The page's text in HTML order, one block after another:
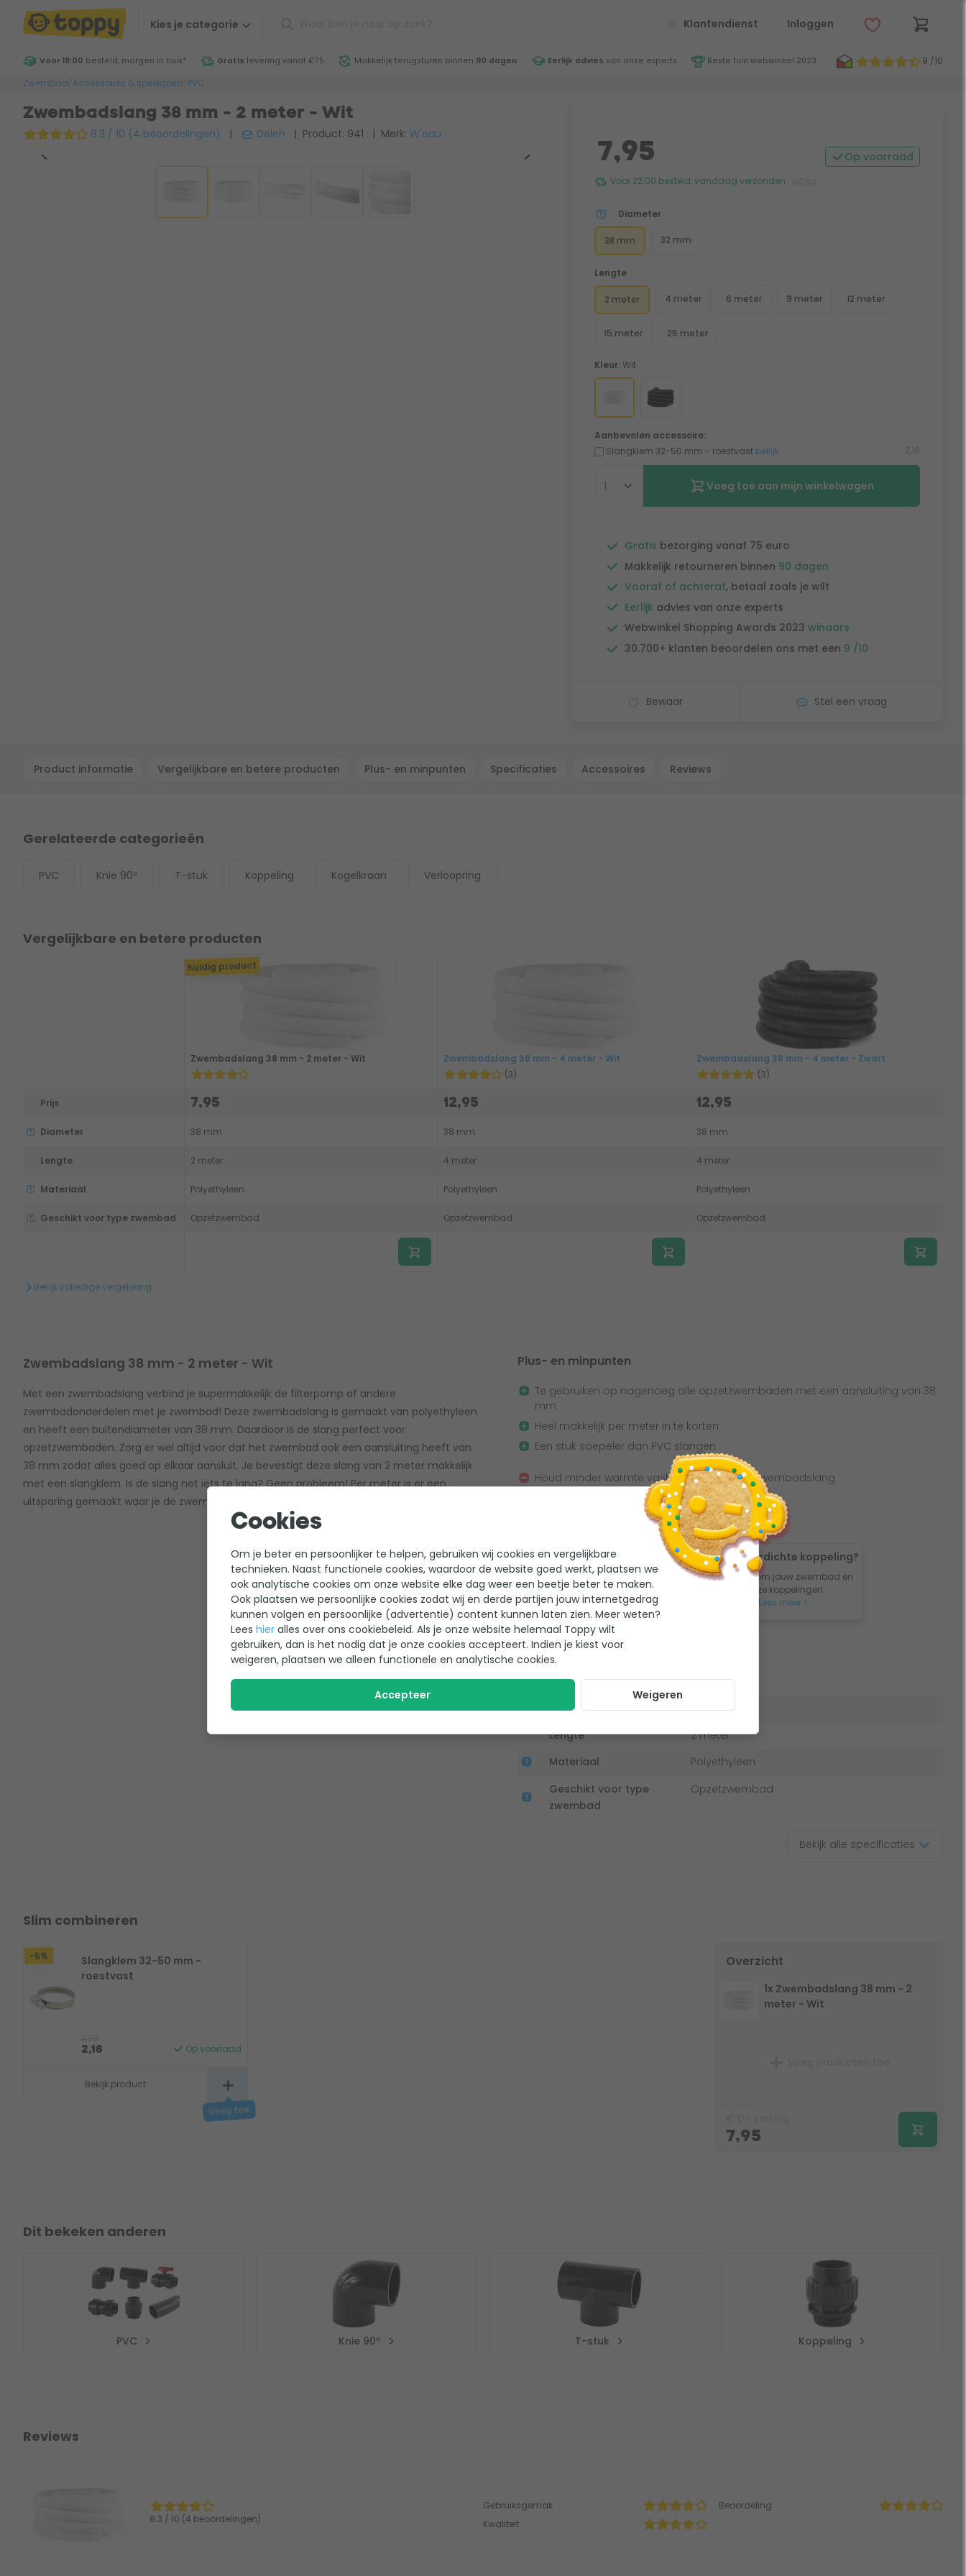
Kies je categorie Klantendienst Inloggen
Voor 18:00 besteld, morgen in huis* Gratis levering vanaf €75 Makkelijk terugsturen binnen 90 dagen Eerlijk advies van onze experts Beste tuin webwinkel 2023
9 /10
Zwembad Accessoires & speelgoed PVC
Zwembadslang 38 mm - 2 meter - Wit
8.3 / 10 (4 beoordelingen) | Delen | Product: 941 | Merk:W'eau
7,95 Op voorraad
Voor 22:00 besteld, vandaag verzonden
Diameter
38 mm 32 mm
Lengte
2 meter 4 meter 6 meter 9 meter 12 meter
15 meter 25 meter
Kleur:Wit
Aanbevolen accessoire:
Slangklem 32-50 mm - roestvast bekijk 2,18
Voeg toe aan mijn winkelwagen
Gratis bezorging vanaf 75 euro
Makkelijk retourneren binnen 90 dagen
Vooraf of achteraf, betaal zoals je wilt
Eerlijk advies van onze experts
Webwinkel Shopping Awards 2023 winaars
30.700+ klanten beoordelen ons met een 9 /10
Bewaar Stel een vraag
Product informatie Vergelijkbare en betere producten Plus- en minpunten Specificaties Accessoires Reviews
Gerelateerde categorieën
PVC Knie 90º T-stuk Koppeling Kogelkraan Verloopring
Vergelijkbare en betere producten
Prijs
Diameter
Lengte
Materiaal
Geschikt voor type zwembad
huidig product
Zwembadslang 38 mm - 2 meter - Wit
7,95
38 mm
2 meter
Polyethyleen
Opzetzwembad
Zwembadslang 38 mm - 4 meter - Wit
(3)
12,95
38 mm
4 meter
Polyethyleen
Opzetzwembad
Zwembadslang 38 mm - 4 meter - Zwart
(3)
12,95
38 mm
4 meter
Polyethyleen
Opzetzwembad
Bekijk volledige vergelijking
Zwembadslang 38 mm - 2 meter - Wit
Met een zwembadslang verbind je supermakkelijk de filterpomp of andere
zwembadonderdelen met je zwembad! Deze zwembadslang is gemaakt van polyethyleen
en heeft een buitendiameter van 38 mm. Daardoor is de slang perfect voor
opzetzwembaden. Zorg er wel altijd voor dat het zwembad ook een aansluiting heeft van
38 mm zodat alles goed op elkaar aansluit. Je bevestigt deze slang van 2 meter makkelijk
met een slangklem. Is de slang net iets te lang? Geen probleem! Per meter is er een
uitsparing gemaakt waar je de zwembadslang makkelijk inkort!
Plus- en minpunten
Te gebruiken op nagenoeg alle opzetzwembaden met een aansluiting van 38
mm
Heel makkelijk per meter in te korten
Een stuk soepeler dan PVC slangen
Houd minder warmte vast dan een zwarte zwembadslang
Slangklemmen niet standaard meegeleverd
Wat heb ik nodig voor een waterdichte koppeling?
Op zoek naar passende accessoires om jouw zwembad en
apparaat aan elkaar te koppelen? Onze koppelingen
configurator vertelt wat jij nodig hebt. Lees meer >
Diameter
38 mm
Lengte
2 meter
Materiaal
Polyethyleen
Geschikt voor type
zwembad
Opzetzwembad
Bekijk alle specificaties
Slim combineren
-5%
Slangklem 32-50 mm -
roestvast
2,18 Op voorraad
Bekijk product
Overzicht
1x Zwembadslang 38 mm - 2
meter - Wit
7,95
Dit bekeken anderen
PVC Knie 90º T-stuk Koppeling
Reviews
8.3 / 10 (4 beoordelingen)
Gebruiksgemak
Kwaliteit
Beoordeling
Cookies
Om je beter en persoonlijker te helpen, gebruiken wij cookies en vergelijkbare
technieken. Naast functionele cookies, waardoor de website goed werkt, plaatsen we
ook analytische cookies om onze website elke dag weer een beetje beter te maken.
Ook plaatsen we persoonlijke cookies zodat wij en derde partijen jouw internetgedrag
kunnen volgen en persoonlijke (advertentie) content kunnen laten zien. Meer weten?
Lees hier alles over ons cookiebeleid. Als je onze website helemaal Toppy wilt
gebruiken, dan is het nodig dat je onze cookies accepteert. Indien je kiest voor
weigeren, plaatsen we alleen functionele en analytische cookies.
Accepteer Weigeren